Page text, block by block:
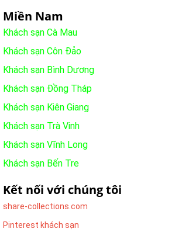
Miền Nam
Khách sạn Cà Mau
Khách sạn Côn Đảo
Khách sạn Bình Dương
Khách sạn Đồng Tháp
Khách sạn Kiên Giang
Khách sạn Trà Vinh
Khách sạn Vĩnh Long
Khách sạn Bến Tre
Kết nối với chúng tôi
share-collections.com
Pinterest khách sạn